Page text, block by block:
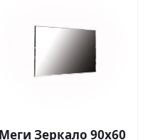
Меги Зеркало 90х60